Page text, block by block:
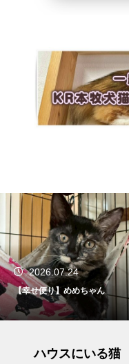
2026.07.24
【幸せ便り】めめちゃん
ハウスにいる猫